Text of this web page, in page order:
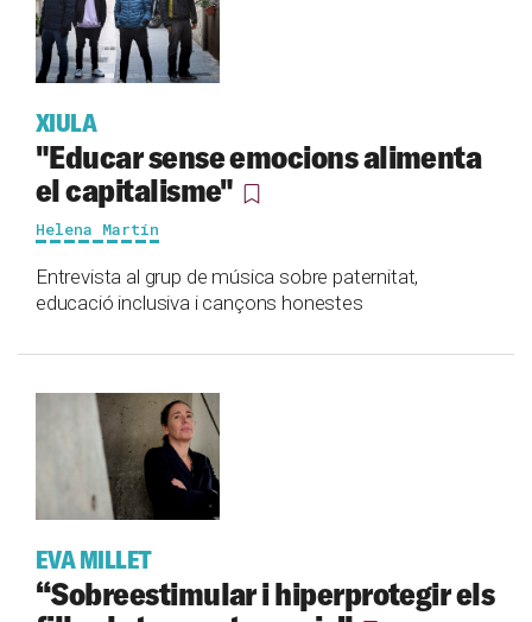
XIULA
"Educar sense emocions alimenta
el capitalisme"
Helena Martín
Entrevista al grup de música sobre paternitat,
educació inclusiva i cançons honestes
EVA MILLET
“Sobreestimular i hiperprotegir els